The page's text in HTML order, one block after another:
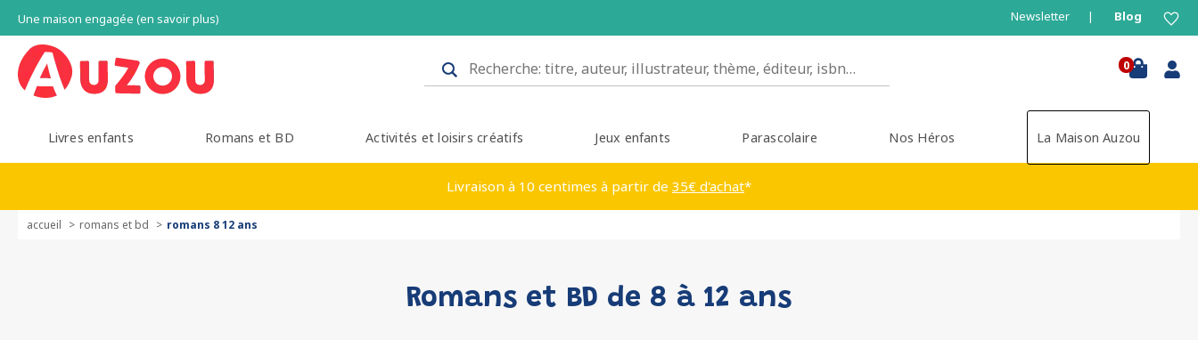
Une maison engagée (en savoir plus) Newsletter Blog
0
Livres enfants Romans et BD Activités et loisirs créatifs Jeux enfants Parascolaire Nos Héros La Maison Auzou
Livraison à 10 centimes à partir de 35€ d'achat*
accueil romans et bd romans 8 12 ans
Romans et BD de 8 à 12 ans